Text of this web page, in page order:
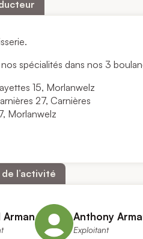
spécialités dans nos 3
15, Morlanwelz
27, Carnières
Morlanwelz
l’activité
Arman Anthony
Exploitant